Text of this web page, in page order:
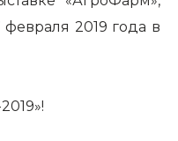
февраля 2019 года в